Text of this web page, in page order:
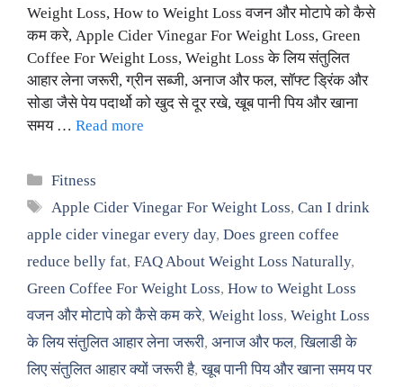
Weight Loss, How to Weight Loss वजन और मोटापे को कैसे
कम करे, Apple Cider Vinegar For Weight Loss, Green
Coffee For Weight Loss, Weight Loss के लिय संतुलित
आहार लेना जरूरी, ग्रीन सब्जी, अनाज और फल, सॉफ्ट ड्रिंक और
सोडा जैसे पेय पदार्थो को खुद से दूर रखे, खूब पानी पिय और खाना
समय … Read more
Categories
Fitness
Tags
Apple Cider Vinegar For Weight Loss,Can I drink
apple cider vinegar every day, Does green coffee
reduce belly fat, FAQ About Weight Loss Naturally,
Green Coffee For Weight Loss, How to Weight Loss
वजन और मोटापे को कैसे कम करे, Weight loss, Weight Loss
के लिय संतुलित आहार लेना जरूरी, अनाज और फल,खिलाडी के
लिए संतुलित आहार क्यों जरूरी है,खूब पानी पिय और खाना समय पर